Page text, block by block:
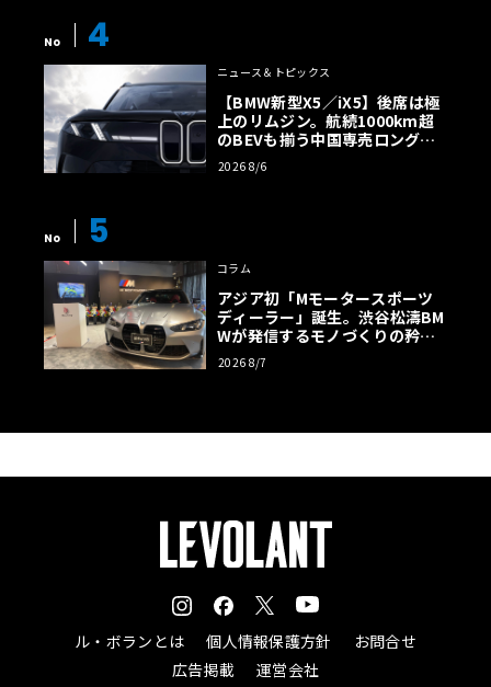
No 4
ニュース＆トピックス
【BMW新型X5／iX5】後席は極
上のリムジン。航続1000km超
のBEVも揃う中国専売ロング仕
様の全貌
2026 8/6
No 5
コラム
アジア初「Mモータースポーツ
ディーラー」誕生。渋谷松濤BM
Wが発信するモノづくりの矜持
【木下隆之コラム】
2026 8/7
ル・ボランとは 個人情報保護方針
お問合せ
広告掲載
運営会社